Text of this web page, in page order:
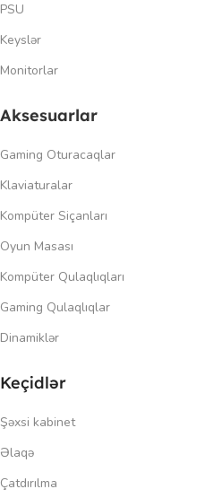
PSU
Keyslər
Monitorlar
Aksesuarlar
Gaming Oturacaqlar
Klaviaturalar
Kompüter Siçanları
Oyun Masası
Kompüter Qulaqlıqları
Gaming Qulaqlıqlar
Dinamiklər
Keçidlər
Şəxsi kabinet
Əlaqə
Çatdırılma